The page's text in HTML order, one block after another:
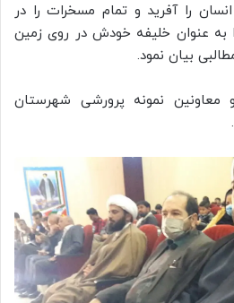
انسان را آفرید و تمام مسخرات را در
به عنوان خلیفه خودش در روی زمین
بیان نمود.
معاونین نمونه پرورشی شهرستان